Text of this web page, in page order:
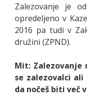
Zalezovanje je
opredeljeno v
2016 pa tudi v
družini (ZPND).
Mit: Zalezovanje
se zalezovalci
da nočeš biti več